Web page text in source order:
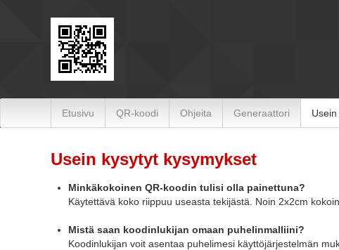
Etusivu QR-koodi Ohjeita Generaattori
Usein kysytyt kysymykset
Minkäkokoinen QR-koodin tulisi olla painettuna?
Käytettävä koko riippuu useasta tekijästä. Noin 2x2cm
Mistä saan koodinlukijan omaan puhelinmalliini?
Koodinlukijan voit asentaa puhelimesi käyttöjärjestelmän